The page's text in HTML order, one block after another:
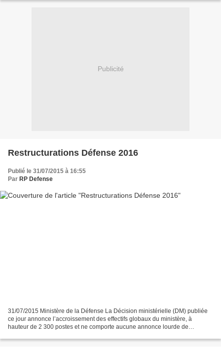
Publicité
Restructurations Défense 2016
Publié le 31/07/2015 à 16:55
Par RP Defense
31/07/2015 Ministère de la Défense La Décision ministérielle (DM) publiée
ce jour annonce l’accroissement des effectifs globaux du ministère, à
hauteur de 2 300 postes et ne comporte aucune annonce lourde de